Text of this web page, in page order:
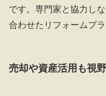
です。専門家と協力し
合わせたリフォームプ
売却や資産活用も視